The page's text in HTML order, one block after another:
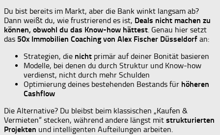
Du bist bereits im Markt, aber die Bank winkt langsam ab?
Dann weißt du, wie frustrierend es ist, Deals nicht machen zu
können, obwohl du das Know-how hättest. Genau hier setzt
das 50x Immobilien Coaching von Alex Fischer Düsseldorf an:
Strategien, die nicht primär auf deiner Bonität basieren
Modelle, bei denen du durch Struktur und Know-how
verdienst, nicht durch mehr Schulden
Optimierung deines bestehenden Bestands für höheren
Cashflow
Die Alternative? Du bleibst beim klassischen „Kaufen &
Vermieten“ stecken, während andere längst mit strukturierten
Projekten und intelligenten Aufteilungen arbeiten.